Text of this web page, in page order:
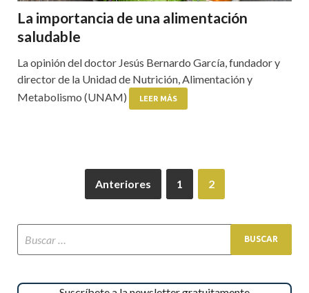
La importancia de una alimentación
saludable
La opinión del doctor Jesús Bernardo García, fundador y
director de la Unidad de Nutrición, Alimentación y
Metabolismo (UNAM)
LEER MÁS
Anteriores 1 2